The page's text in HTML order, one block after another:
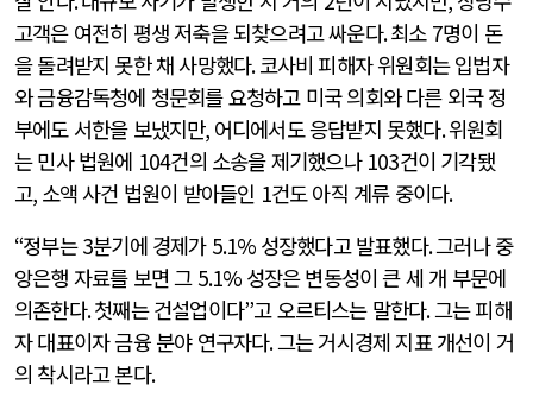
고객은 여전히 평생 저축을 되찾으려고 싸운다.최소 7명이 돈
을 돌려받지 못한 채 사망했다.코사비 피해자 위원회는 입법자
와 금융감독청에 청문회를 요청하고 미국 의회와 다른 외국 정
부에도 서한을 보냈지만, 어디에서도 응답받지 못했다.위원회
는 민사 법원에 104건의 소송을 제기했으나 103건이 기각됐
고, 소액 사건 법원이 받아들인 1건도 아직 계류 중이다.
“정부는3분기에 경제가 5.1% 성장했다고 발표했다.그러나 중
앙은행 자료를 보면 그 5.1% 성장은 변동성이 큰 세 개 부문에
의존한다.첫째는 건설업이다”고 오르티스는 말한다.그는 피해
자 대표이자 금융 분야 연구자다.그는 거시경제 지표 개선이 거
의 착시라고 본다.